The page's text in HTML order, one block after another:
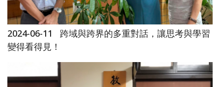
2024-06-11
跨域與跨界的多重對話，讓思考與學習
變得看得見！